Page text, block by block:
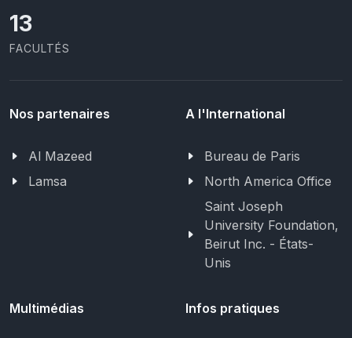
13
FACULTÉS
Nos partenaires
Al Mazeed
Lamsa
A l'International
Bureau de Paris
North America Office
Saint Joseph
University Foundation,
Beirut Inc. - États-
Unis
Multimédias Infos pratiques